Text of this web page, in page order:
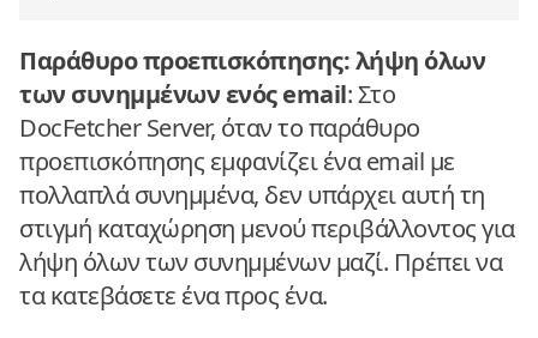
Παράθυρο προεπισκόπησης: λήψη όλων
των συνημμένων ενός email: Στο
DocFetcher Server, όταν το παράθυρο
προεπισκόπησης εμφανίζει ένα email με
πολλαπλά συνημμένα, δεν υπάρχει αυτή τη
στιγμή καταχώρηση μενού περιβάλλοντος για
λήψη όλων των συνημμένων μαζί. Πρέπει να
τα κατεβάσετε ένα προς ένα.